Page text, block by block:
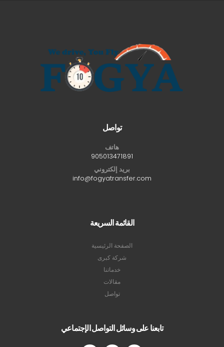
تواصل
هاتف
905013471891
بريد إلكتروني
info@fogyatransfer.com
القائمة السريعة
الصفحة الرئيسية
شركة كبرى
خدماتنا
مقالات
تواصل
تابعنا على وسائل التواصل الإجتماعي